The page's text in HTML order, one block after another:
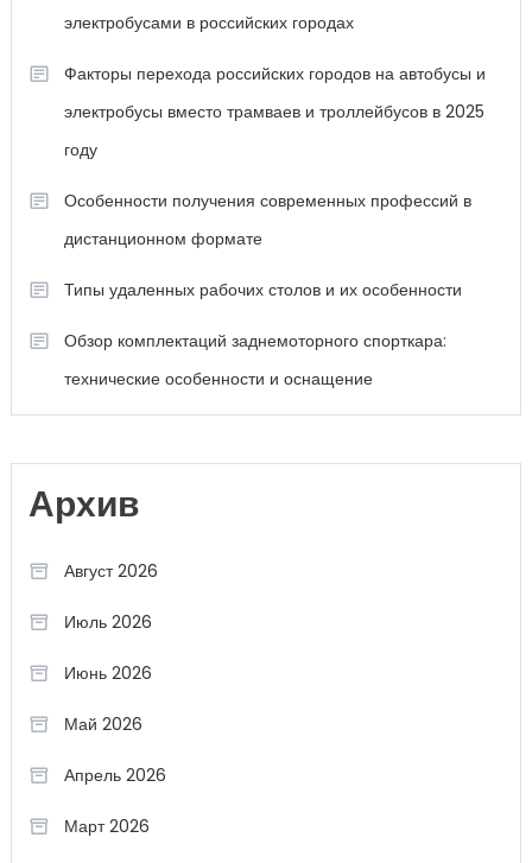
электробусами в российских городах
Факторы перехода российских городов на автобусы и
электробусы вместо трамваев и троллейбусов в 2025
году
Особенности получения современных профессий в
дистанционном формате
Типы удаленных рабочих столов и их особенности
Обзор комплектаций заднемоторного спорткара:
технические особенности и оснащение
Архив
Август 2026
Июль 2026
Июнь 2026
Май 2026
Апрель 2026
Март 2026